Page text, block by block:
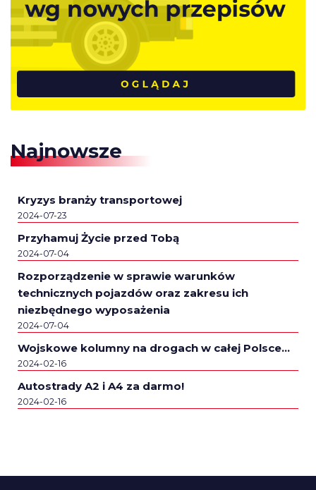
Najnowsze
Kryzys branży transportowej
2024-07-23
Przyhamuj Życie przed Tobą
2024-07-04
Rozporządzenie w sprawie warunków
technicznych pojazdów oraz zakresu ich
niezbędnego wyposażenia
2024-07-04
Wojskowe kolumny na drogach w całej Polsce…
2024-02-16
Autostrady A2 i A4 za darmo!
2024-02-16